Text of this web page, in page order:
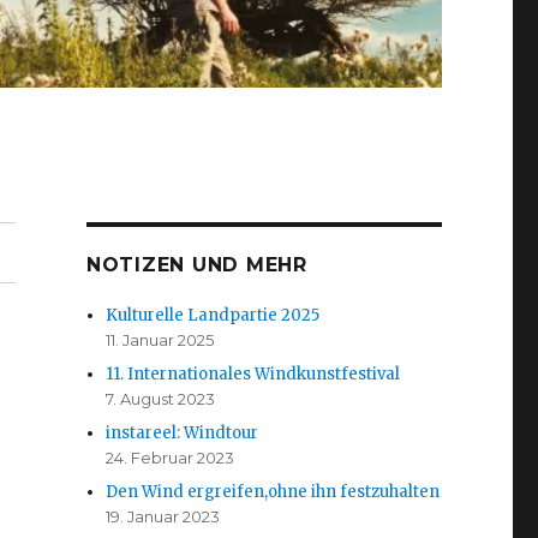
NOTIZEN UND MEHR
Kulturelle Landpartie 2025
11. Januar 2025
11. Internationales Windkunstfestival
7. August 2023
instareel: Windtour
24. Februar 2023
Den Wind ergreifen,ohne ihn festzuhalten
19. Januar 2023